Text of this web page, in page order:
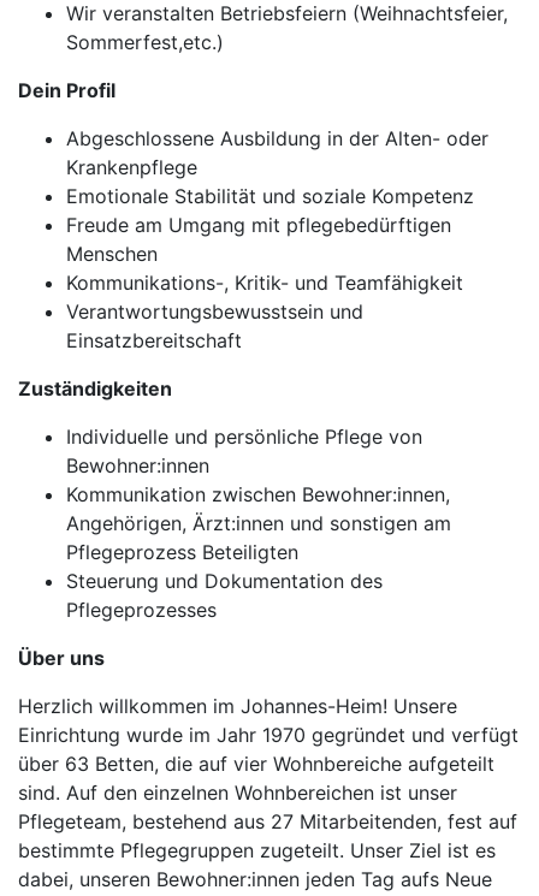
Wir veranstalten Betriebsfeiern (Weihnachtsfeier,
Sommerfest,etc.)
Dein Profil
Abgeschlossene Ausbildung in der Alten- oder
Krankenpflege
Emotionale Stabilität und soziale Kompetenz
Freude am Umgang mit pflegebedürftigen
Menschen
Kommunikations-, Kritik- und Teamfähigkeit
Verantwortungsbewusstsein und
Einsatzbereitschaft
Zuständigkeiten
Individuelle und persönliche Pflege von
Bewohner:innen
Kommunikation zwischen Bewohner:innen,
Angehörigen, Ärzt:innen und sonstigen am
Pflegeprozess Beteiligten
Steuerung und Dokumentation des
Pflegeprozesses
Über uns
Herzlich willkommen im Johannes-Heim! Unsere
Einrichtung wurde im Jahr 1970 gegründet und verfügt
über 63 Betten, die auf vier Wohnbereiche aufgeteilt
sind. Auf den einzelnen Wohnbereichen ist unser
Pflegeteam, bestehend aus 27 Mitarbeitenden, fest auf
bestimmte Pflegegruppen zugeteilt. Unser Ziel ist es
dabei, unseren Bewohner:innen jeden Tag aufs Neue